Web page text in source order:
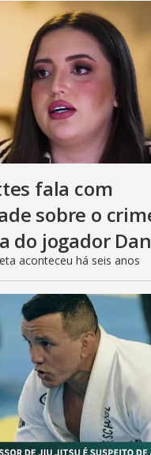
fala com
sobre o
do jogador
aconteceu há seis anos